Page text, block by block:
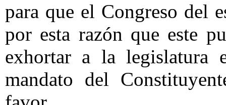
para que el Congreso del
por esta razón que este
exhortar a la legislatura
mandato del